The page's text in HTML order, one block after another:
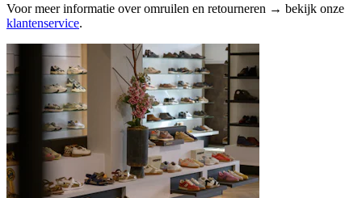
Voor meer informatie over omruilen en retourneren → bekijk onze
klantenservice.